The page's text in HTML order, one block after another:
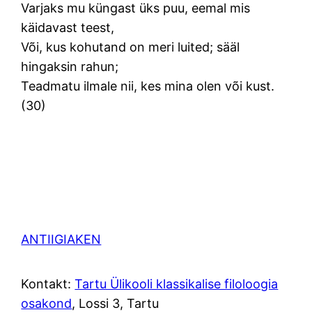
Varjaks mu küngast üks puu, eemal mis
käidavast teest,
Või, kus kohutand on meri luited; sääl
hingaksin rahun;
Teadmatu ilmale nii, kes mina olen või kust.
(30)
ANTIIGIAKEN
Kontakt:Tartu Ülikooli klassikalise filoloogia
osakond, Lossi 3, Tartu